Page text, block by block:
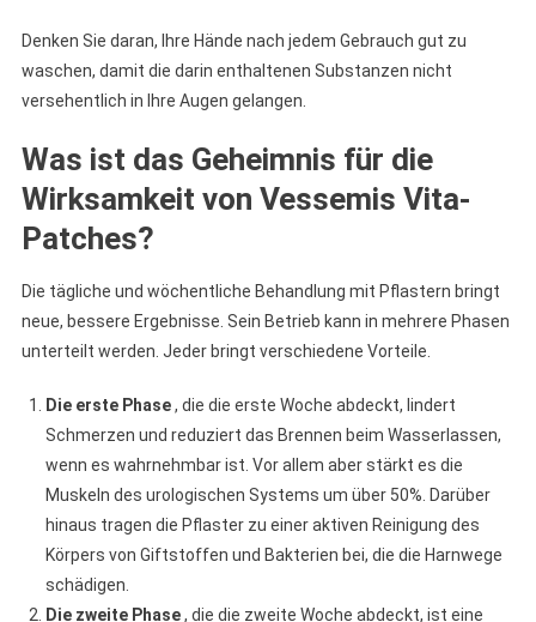
Denken Sie daran, Ihre Hände nach jedem Gebrauch gut zu
waschen, damit die darin enthaltenen Substanzen nicht
versehentlich in Ihre Augen gelangen.
Was ist das Geheimnis für die
Wirksamkeit von Vessemis Vita-
Patches?
Die tägliche und wöchentliche Behandlung mit Pflastern bringt
neue, bessere Ergebnisse. Sein Betrieb kann in mehrere Phasen
unterteilt werden. Jeder bringt verschiedene Vorteile.
Die erste Phase, die die erste Woche abdeckt, lindert
Schmerzen und reduziert das Brennen beim Wasserlassen,
wenn es wahrnehmbar ist. Vor allem aber stärkt es die
Muskeln des urologischen Systems um über 50%. Darüber
hinaus tragen die Pflaster zu einer aktiven Reinigung des
Körpers von Giftstoffen und Bakterien bei, die die Harnwege
schädigen.
Die zweite Phase, die die zweite Woche abdeckt, ist eine